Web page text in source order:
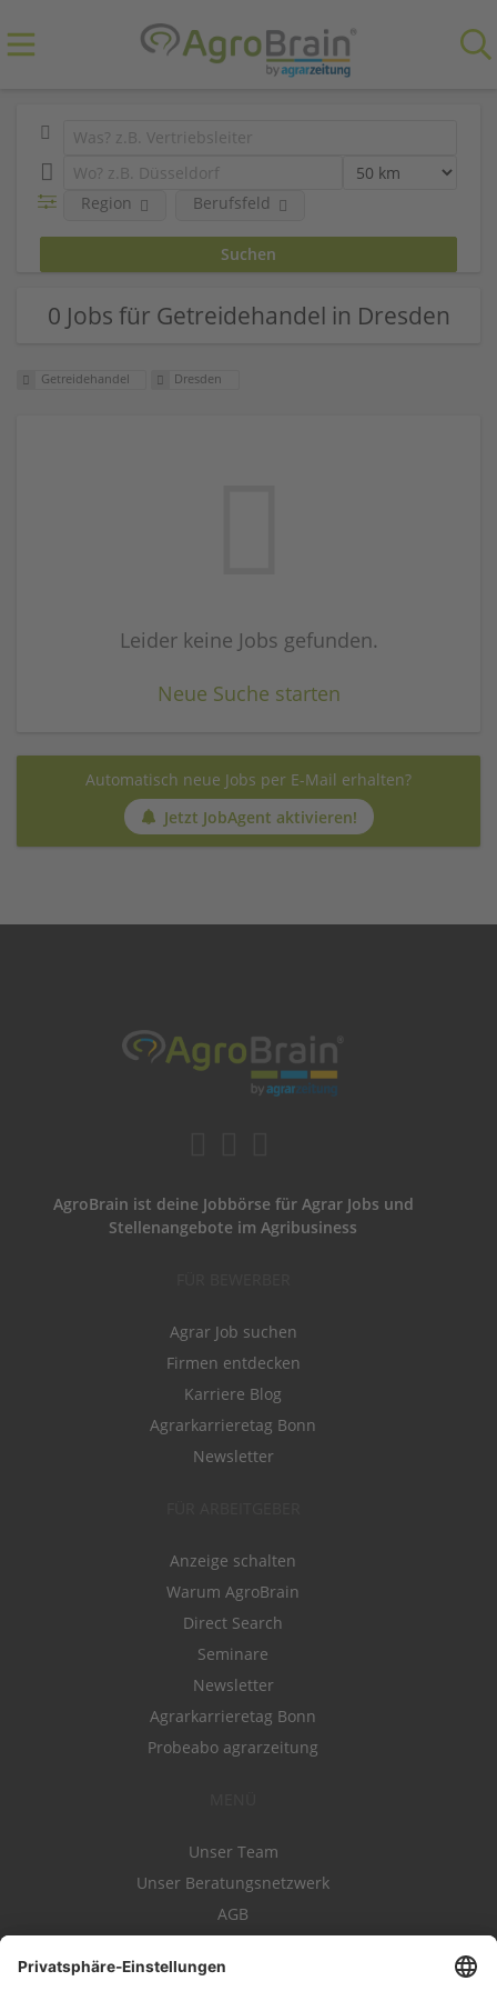
Region Berufsfeld
0 Jobs für Getreidehandel in Dresden
Getreidehandel Dresden
Leider keine Jobs gefunden.
Neue Suche starten
Automatisch neue Jobs per E-Mail erhalten?
Jetzt JobAgent aktivieren!
AgroBrain ist deine Jobbörse für Agrar Jobs und
Stellenangebote im Agribusiness
Agrar Job suchen
Firmen entdecken
Karriere Blog
Agrarkarrieretag Bonn
Newsletter
Anzeige schalten
Warum AgroBrain
Direct Search
Seminare
Newsletter
Agrarkarrieretag Bonn
Probeabo agrarzeitung
Unser Team
Unser Beratungsnetzwerk
AGB
Datenschutz